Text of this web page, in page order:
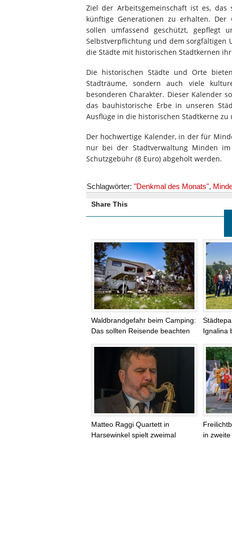
Ziel der Arbeitsgemeinschaft ist es,
künftige Generationen zu erhalten.
sollen umfassend geschützt, gepflegt
Selbstverpflichtung und dem sorgfältigen
die Städte mit historischen Stadtkernen
Die historischen Städte und Orte
Stadträume, sondern auch viele
besonderen Charakter. Dieser Kalender
das bauhistorische Erbe in unseren
Ausflüge in die historischen Stadtkerne zu
Der hochwertige Kalender, in der für
nur bei der Stadtverwaltung Minden
Schutzgebühr (8 Euro) abgeholt werden.
Schlagwörter: "Denkmal des Monats",
Share This
Waldbrandgefahr beim Camping:
Das sollten Reisende beachten
Ignalina
Matteo Raggi Quartett in
Harsewinkel spielt zweimal
in